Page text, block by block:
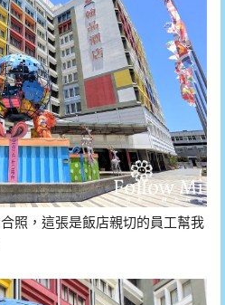
照，這張是飯店親切的員工幫我